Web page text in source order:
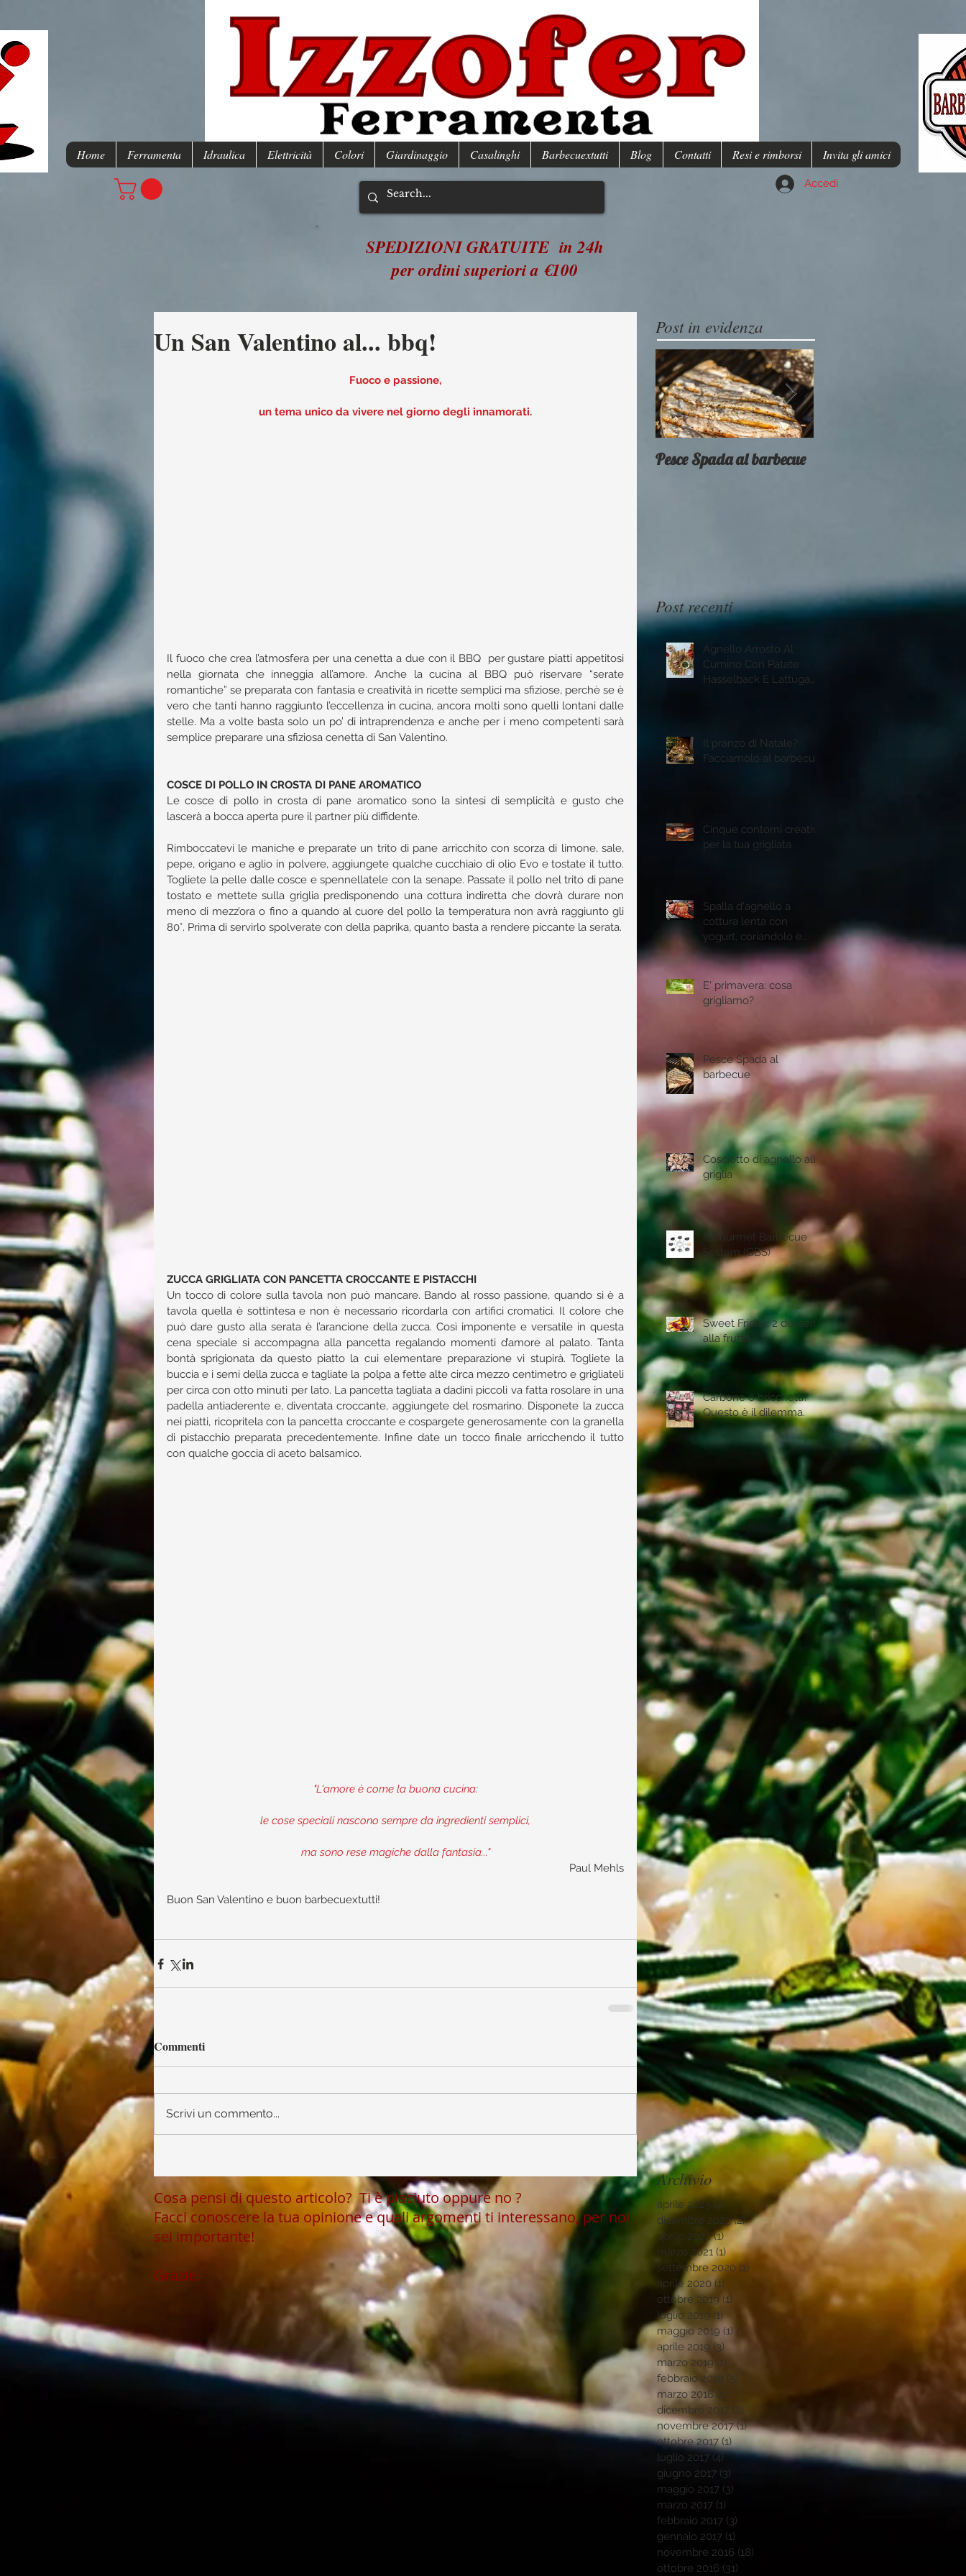
Home Ferramenta Idraulica Elettricità Colori Giardinaggio Casalinghi Barbecuextutti Blog Contatti Resi e rimborsi Invita gli amici
Accedi
SPEDIZIONI GRATUITE in 24h
per ordini superiori a €100
Un San Valentino al... bbq!
Fuoco e passione,
un tema unico da vivere nel giorno degli innamorati.
Il fuoco che crea l’atmosfera per una cenetta a due con il BBQ  per gustare piatti appetitosi
nella giornata che inneggia all’amore. Anche la cucina al BBQ può riservare “serate
romantiche” se preparata con fantasia e creatività in ricette semplici ma sfiziose, perchè se è
vero che tanti hanno raggiunto l’eccellenza in cucina, ancora molti sono quelli lontani dalle
stelle. Ma a volte basta solo un po’ di intraprendenza e anche per i meno competenti sarà
semplice preparare una sfiziosa cenetta di San Valentino.
COSCE DI POLLO IN CROSTA DI PANE AROMATICO
Le cosce di pollo in crosta di pane aromatico sono la sintesi di semplicità e gusto che
lascerà a bocca aperta pure il partner più diffidente.
Rimboccatevi le maniche e preparate un trito di pane arricchito con scorza di limone, sale,
pepe, origano e aglio in polvere, aggiungete qualche cucchiaio di olio Evo e tostate il tutto.
Togliete la pelle dalle cosce e spennellatele con la senape. Passate il pollo nel trito di pane
tostato e mettete sulla griglia predisponendo una cottura indiretta che dovrà durare non
meno di mezz’ora o fino a quando al cuore del pollo la temperatura non avrà raggiunto gli
80°. Prima di servirlo spolverate con della paprika, quanto basta a rendere piccante la serata.
ZUCCA GRIGLIATA CON PANCETTA CROCCANTE E PISTACCHI
Un tocco di colore sulla tavola non può mancare. Bando al rosso passione, quando si è a
tavola quella è sottintesa e non è necessario ricordarla con artifici cromatici. Il colore che
può dare gusto alla serata è l’arancione della zucca. Così imponente e versatile in questa
cena speciale si accompagna alla pancetta regalando momenti d’amore al palato. Tanta
bontà sprigionata da questo piatto la cui elementare preparazione vi stupirà. Togliete la
buccia e i semi della zucca e tagliate la polpa a fette alte circa mezzo centimetro e grigliateli
per circa con otto minuti per lato. La pancetta tagliata a dadini piccoli va fatta rosolare in una
padella antiaderente e, diventata croccante, aggiungete del rosmarino. Disponete la zucca
nei piatti, ricopritela con la pancetta croccante e cospargete generosamente con la granella
di pistacchio preparata precedentemente. Infine date un tocco finale arricchendo il tutto
con qualche goccia di aceto balsamico.
"L'amore è come la buona cucina:
le cose speciali nascono sempre da ingredienti semplici,
ma sono rese magiche dalla fantasia..."
Paul Mehls
Buon San Valentino e buon barbecuextutti!
Commenti
Scrivi un commento...
Cosa pensi di questo articolo?Ti è piaciuto oppure no ?
Facci conoscere la tua opinione e quali argomenti ti interessano, per noi
sei importante!
Grazie.
Post in evidenza
Pesce Spada al barbecue
Post recenti
Agnello Arrosto Al
Cumino Con Patate
Hasselback E Lattuga
Il pranzo di Natale?
Facciamolo al barbecue
Cinque contorni creativi
per la tua grigliata
Spalla d'agnello a
cottura lenta con
yogurt, coriandolo e
semi di melogtano
E' primavera: cosa
grigliamo?
Pesce Spada al
barbecue
Cosciotto di agnello alla
griglia
Il Gourmet Barbecue
System (GBS)
Sweet Friday: 2 desserts
alla frutta
Carbone o bricchetti?
Questo è il dilemma.
Archivio
aprile 2025 (1)
dicembre 2023 (2)2 post
aprile 2022 (1)1 post
marzo 2021 (1)1 post
settembre 2020 (1) 1 post
aprile 2020 (1)
ottobre 2019 (1)
luglio 2019 (1)1 post
maggio 2019 (1)
aprile 2019 (3)
marzo 2019 (1)
febbraio 2019 (5)
marzo 2018 (1)
dicembre 2017 (2)
novembre 2017 (1)1 post
ottobre 2017 (1)1 post
luglio 2017 (4)4 post
giugno 2017 (3)
maggio 2017 (3)
marzo 2017 (1)
febbraio 2017 (3)
gennaio 2017 (1)
novembre 2016 (18)
ottobre 2016 (31)